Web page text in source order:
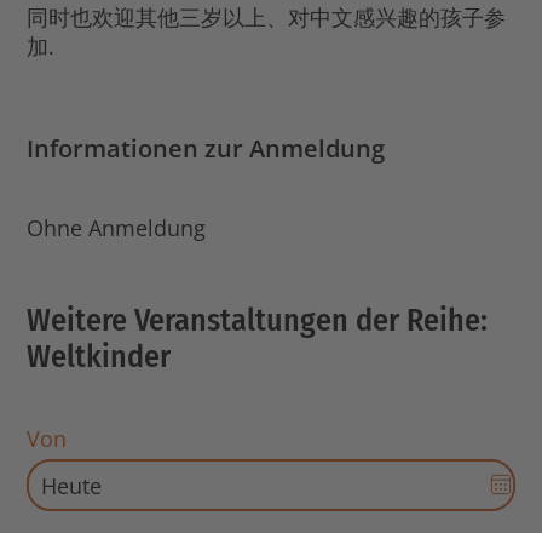
同时也欢迎其他三岁以上、对中文感兴趣的孩子参
加.
Informationen zur Anmeldung
Ohne Anmeldung
Weitere Veranstaltungen der Reihe:
Weltkinder
Von